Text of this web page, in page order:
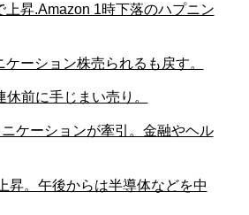
昇.Amazon 1時下落のハプニン
ーション株売られるも戻す。
前に手じまい売り。
ケーションが牽引。金融やヘル
昇。午後からは半導体などを中